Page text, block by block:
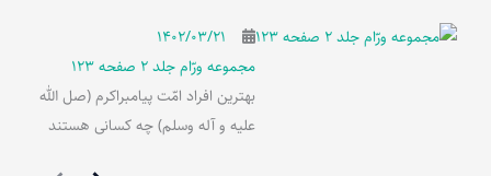
۱۴۰۲/۰۳/۲۱
مجموعه ورّام جلد 2 صفحه 123
بهترین افراد امّت پیامبراکرم (صل الله
علیه و آله وسلم) چه کسانی هستند